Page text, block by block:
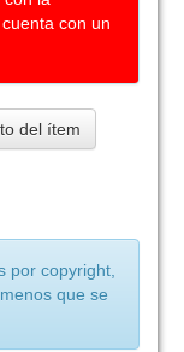
con un
del ítem
por copyright,
que se